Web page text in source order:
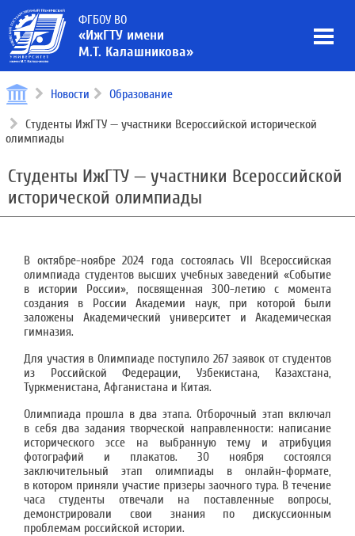
ФГБОУ ВО
«ИжГТУ имени
М.Т. Калашникова»
Новости Образование
Студенты ИжГТУ — участники Всероссийской исторической
олимпиады
Студенты ИжГТУ — участники Всероссийской
исторической олимпиады
В октябре-ноябре 2024 года состоялась VII Всероссийская
олимпиада студентов высших учебных заведений «Событие
в истории России», посвященная 300-летию с момента
создания в России Академии наук, при которой были
заложены Академический университет и Академическая
гимназия.
Для участия в Олимпиаде поступило 267 заявок от студентов
из Российской Федерации, Узбекистана, Казахстана,
Туркменистана, Афганистана и Китая.
Олимпиада прошла в два этапа. Отборочный этап включал
в себя два задания творческой направленности: написание
исторического эссе на выбранную тему и атрибуция
фотографий и плакатов. 30 ноября состоялся
заключительный этап олимпиады в онлайн-формате,
в котором приняли участие призеры заочного тура. В течение
часа студенты отвечали на поставленные вопросы,
демонстрировали свои знания по дискуссионным
проблемам российской истории.